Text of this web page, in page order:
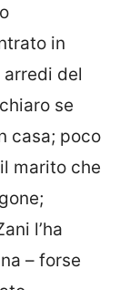
in
del
se
casa; poco
marito che
l’ha
– forse